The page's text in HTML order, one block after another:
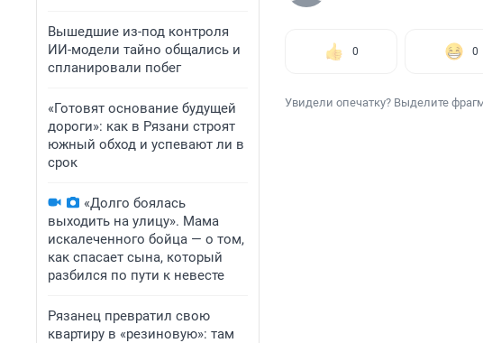
Вышедшие из-под контроля
ИИ-модели тайно общались и
спланировали побег
«Готовят основание будущей
дороги»: как в Рязани строят
южный обход и успевают ли в
срок
«Долго боялась
выходить на улицу». Мама
искалеченного бойца — о том,
как спасает сына, который
разбился по пути к невесте
Рязанец превратил свою
квартиру в «резиновую»: там
0 0
Увидели опечатку? Выделите